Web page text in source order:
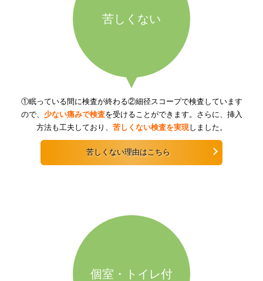
苦しくない
①眠っている間に検査が終わる②細径スコープで検査しています
ので、 少ない痛みで検査を受けることができます。さらに、挿入
方法も工夫しており、 苦しくない検査を実現しました。
苦しくない理由はこちら
個室・トイレ付